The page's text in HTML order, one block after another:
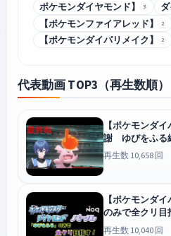
ポケモンダイヤモンド】 3
【ポケモンファイアレッド】 2
【ポケモンダイパリメイク】 2
代表動画 TOP3（再生数順）
【ポケモンダイ
謝 ゆびをふる
再生数 10,658 回
【ポケモンダイ
のみで全クリ目
再生数 10,040 回